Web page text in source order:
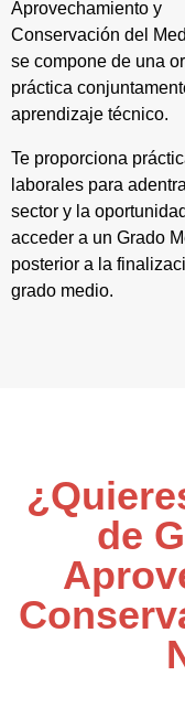
Aprovechamiento y
Conservación del
se compone de una
práctica
aprendizaje técnico.
Te proporciona
laborales para
sector y la
acceder a un Grado
posterior a la
grado medio.
de